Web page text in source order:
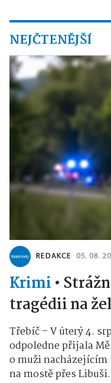
NEJČTENĚJŠÍ
REDAKCE 05. 08.
Krimi •
tragédii na
Třebíč – V úterý 4.
odpoledne přijala
o muži
na mostě přes